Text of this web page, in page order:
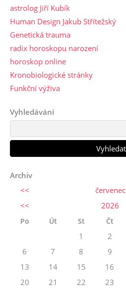
astrolog Jiří Kubík
Human Design Jakub Střítežský
Genetická trauma
radix horoskopu narození
horoskop online
Kronobiologické stránky
Funkční výživa
Vyhledávání
Archiv
<<
červenec
<<
2026
Po Út St Čt
1 2
6
7 8 9
13
14 15 16
20
21 22 23